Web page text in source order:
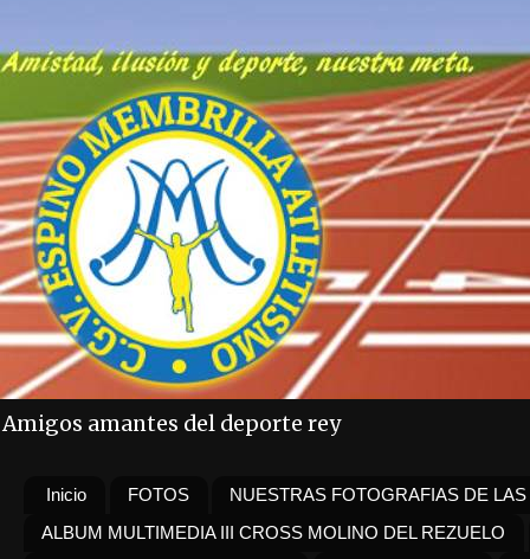
Amigos amantes del deporte rey
Inicio FOTOS
NUESTRAS FOTOGRAFIAS DE
ALBUM MULTIMEDIA III CROSS MOLINO DEL REZUELO